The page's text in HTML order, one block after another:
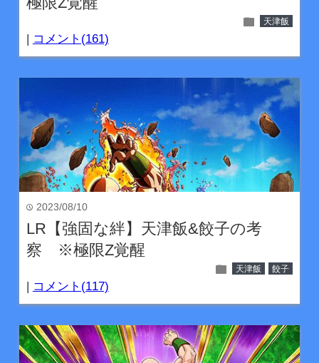
folder 天津飯
| コメント(161)
time 2023/08/10
LR【強固な絆】天津飯&餃子の考
察 ※極限Z覚醒
folder 天津飯 餃子
| コメント(117)